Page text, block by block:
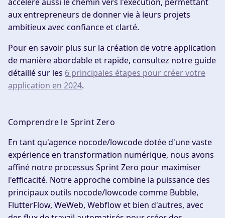
aux entrepreneurs de donner vie à leurs projets
ambitieux avec confiance et clarté.
Pour en savoir plus sur la création de votre application
de manière abordable et rapide, consultez notre guide
détaillé sur les 6 principales étapes pour créer votre
application en 2024.
Comprendre le Sprint Zero
En tant qu'agence nocode/lowcode dotée d'une vaste
expérience en transformation numérique, nous avons
affiné notre processus Sprint Zero pour maximiser
l'efficacité. Notre approche combine la puissance des
principaux outils nocode/lowcode comme Bubble,
FlutterFlow, WeWeb, Webflow et bien d'autres, avec